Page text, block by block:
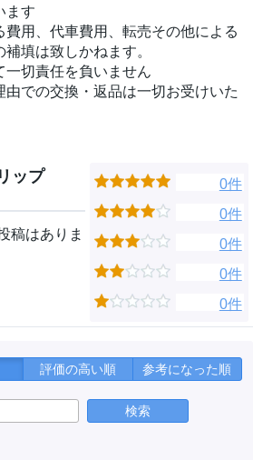
ます
用、代車費用、転売その他による
填は致しかねます。
一切責任を負いません
での交換・返品は一切お受けいた
ップ
稿はありま
0件
0件
0件
0件
0件
評価の高い順 参考になった順
検索